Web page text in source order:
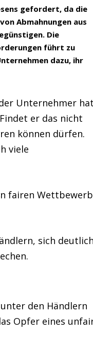
gefordert, da die
Abmahnungen aus
Die
führt zu
dazu, ihr
Unternehmer
er das nicht
können dürfen.
viele
fairen Wettbewerb
sich
den Händlern
Opfer eines